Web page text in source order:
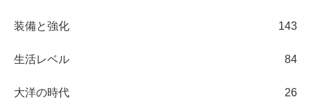
装備と強化 143
生活レベル 84
大洋の時代 26